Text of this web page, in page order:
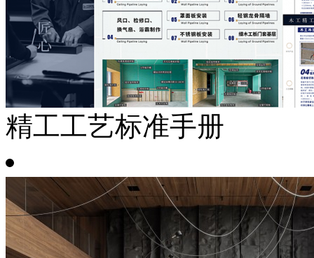
精工工艺标准手册